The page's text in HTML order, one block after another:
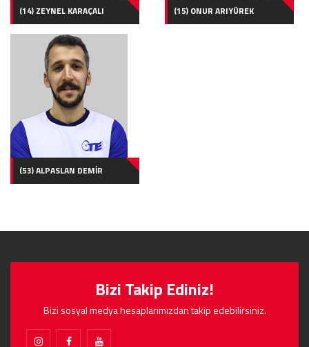
(14) ZEYNEL KARAÇALI (15) ONUR ARIYÜREK
(53) ALPASLAN DEMİR
Bizi Takip Ediniz!
Bizi sosyal medya hesaplarımızdan takip edebilirsiniz.